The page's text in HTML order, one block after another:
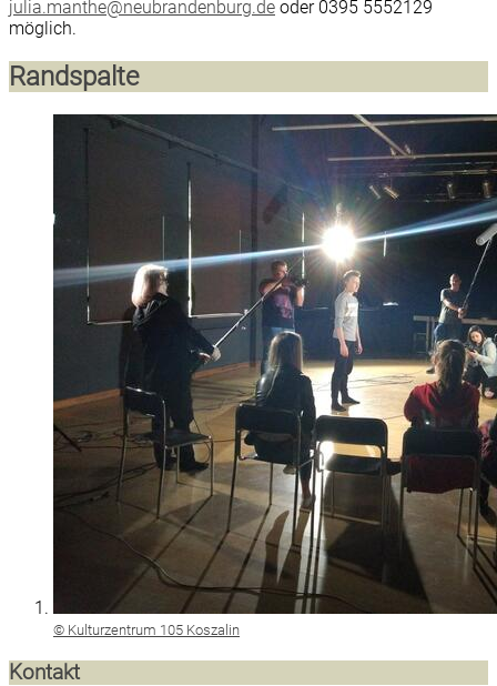
julia.manthe@neubrandenburg.de oder 0395 5552129
möglich.
Randspalte
© Kulturzentrum 105 Koszalin
Kontakt